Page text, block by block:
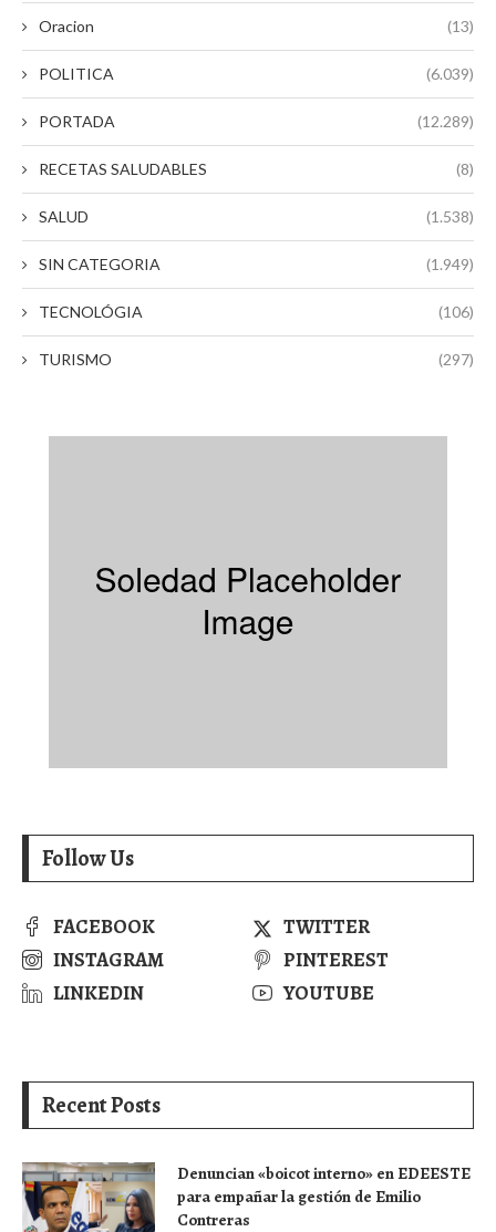
Oracion (13)
POLITICA (6.039)
PORTADA (12.289)
RECETAS SALUDABLES (8)
SALUD (1.538)
SIN CATEGORIA (1.949)
TECNOLÓGIA (106)
TURISMO (297)
Follow Us
FACEBOOK
TWITTER
INSTAGRAM
PINTEREST
LINKEDIN
YOUTUBE
Recent Posts
Denuncian «boicot interno» en EDEESTE
para empañar la gestión de Emilio
Contreras